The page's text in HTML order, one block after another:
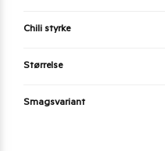
Chili styrke
Størrelse
Smagsvariant